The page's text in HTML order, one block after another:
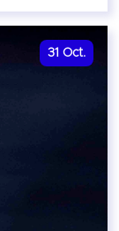
31 Oct.